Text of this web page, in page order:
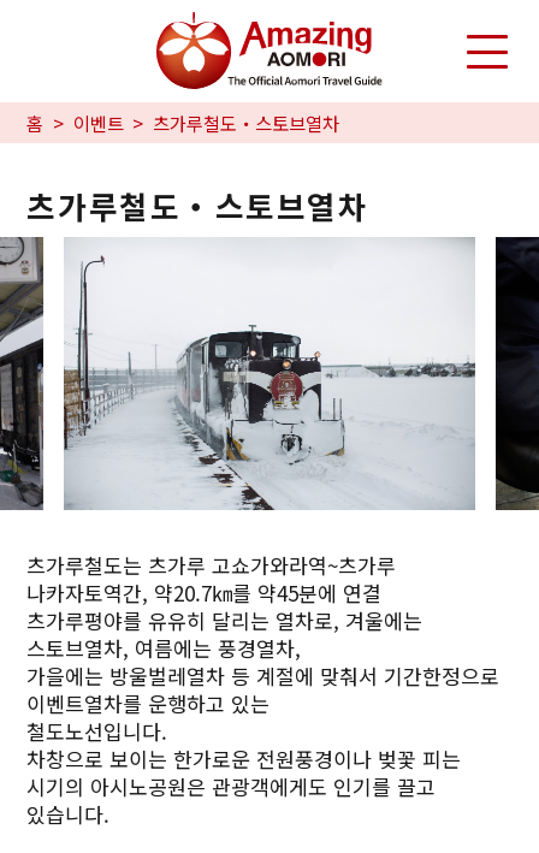
홈 이벤트 츠가루철도・스토브열차
츠가루철도・스토브열차
츠가루철도는 츠가루 고쇼가와라역~츠가루
나카자토역간, 약20.7㎞를 약45분에 연결
츠가루평야를 유유히 달리는 열차로, 겨울에는
스토브열차, 여름에는 풍경열차,
가을에는 방울벌레열차 등 계절에 맞춰서 기간한정으로
이벤트열차를 운행하고 있는
철도노선입니다.
차창으로 보이는 한가로운 전원풍경이나 벚꽃 피는
시기의 아시노공원은 관광객에게도 인기를 끌고
있습니다.